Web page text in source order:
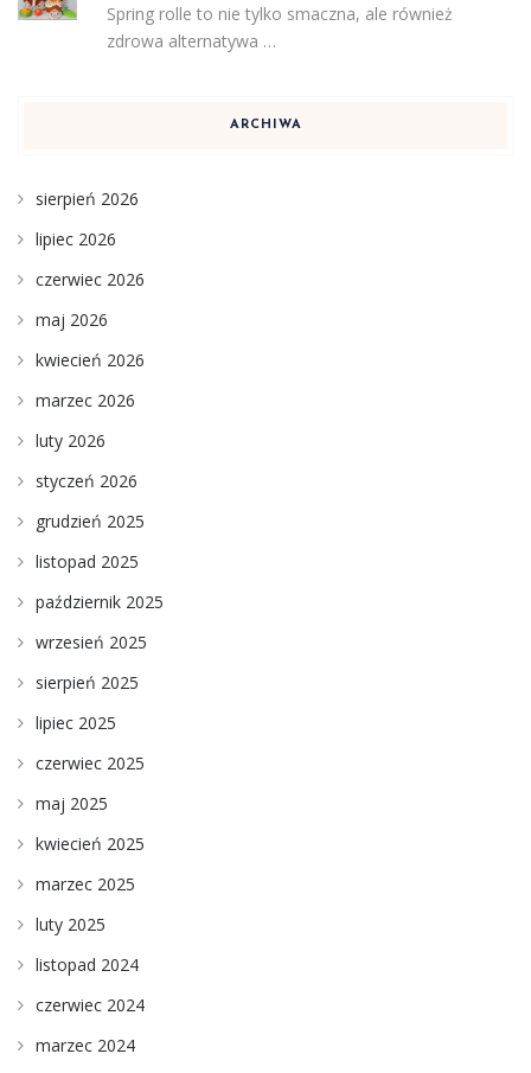
Spring rolle to nie tylko smaczna, ale również
zdrowa alternatywa …
ARCHIWA
sierpień 2026
lipiec 2026
czerwiec 2026
maj 2026
kwiecień 2026
marzec 2026
luty 2026
styczeń 2026
grudzień 2025
listopad 2025
październik 2025
wrzesień 2025
sierpień 2025
lipiec 2025
czerwiec 2025
maj 2025
kwiecień 2025
marzec 2025
luty 2025
listopad 2024
czerwiec 2024
marzec 2024